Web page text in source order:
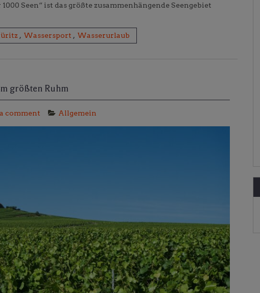
Seen“ ist das größte zusammenhängende Seengebiet
, Wassersport , Wasserurlaub
größten Ruhm
comment Allgemein